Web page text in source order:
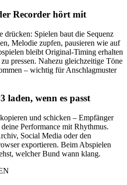
Recorder hört mit
drücken: Spielen baut die Sequenz
Melodie zupfen, pausieren wie auf
bleibt Original-Timing erhalten
pressen. Nahezu gleichzeitige Töne
– wichtig für Anschlagmuster
laden, wenn es passt
und schicken – Empfänger
Performance mit Rhythmus.
Social Media oder den
exportieren. Beim Abspielen
welcher Bund wann klang.